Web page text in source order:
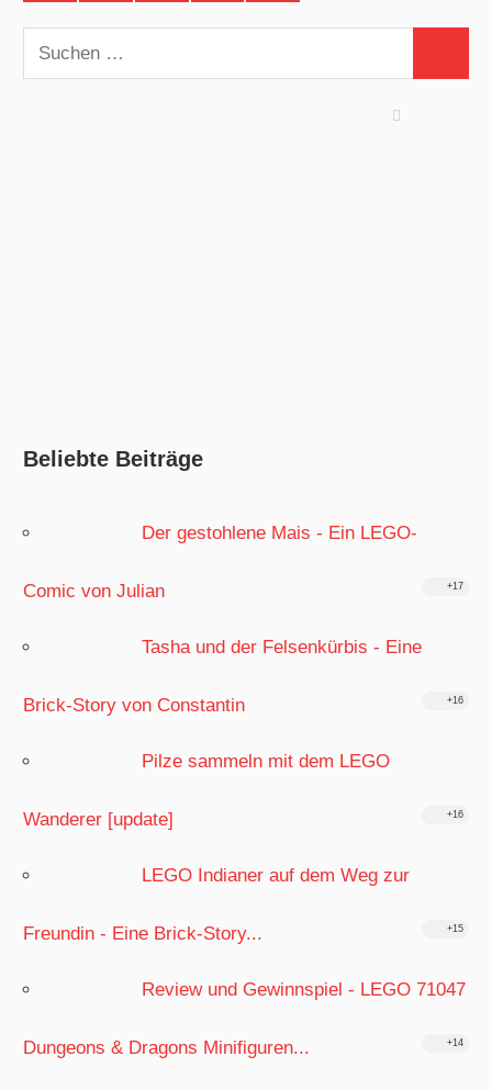
Suchen
nach:
Beliebte Beiträge
Der gestohlene Mais - Ein LEGO-
Comic von Julian +17
Tasha und der Felsenkürbis - Eine
Brick-Story von Constantin +16
Pilze sammeln mit dem LEGO
Wanderer [update] +16
LEGO Indianer auf dem Weg zur
Freundin - Eine Brick-Story... +15
Review und Gewinnspiel - LEGO 71047
Dungeons & Dragons Minifiguren... +14